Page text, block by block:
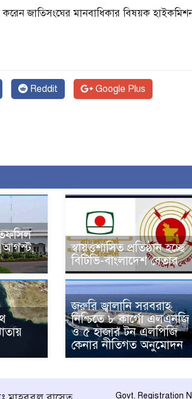
করেন জাতিসংঘের মানবাধিকার বিষয়ক
Reddit Google Plus
তফসিল
আগস্ট,
স্বায়ত্তশাসিত প্রতিষ্ঠান হচ্ছে
বিটিভি-বাংলাদেশ বেতার
জরুরি জ্বালানি সরবরাহ
নিশ্চিতে ৮ কার্গো এলএনজি
ও ৫ হাজার টন এলপিজি
কেনার নীতিগত অনুমোদন
Govt. Registration